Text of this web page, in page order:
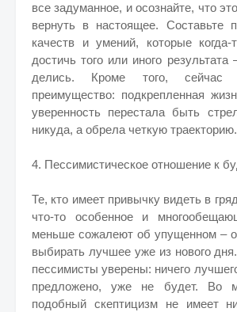
все задуманное, и осознайте, что
вернуть в настоящее. Составьте
качеств и умений, которые
достичь того или иного
делись. Кроме того,
преимущество: подкрепленная
уверенность перестала быть
никуда, а обрела четкую траекторию.
4. Пессимистическое отношение к
Те, кто имеет привычку видеть в
что-то особенное и
меньше сожалеют об упущенном –
выбирать лучшее уже из нового
пессимисты уверены: ничего
предложено, уже не будет. Во
подобный скептицизм не имеет